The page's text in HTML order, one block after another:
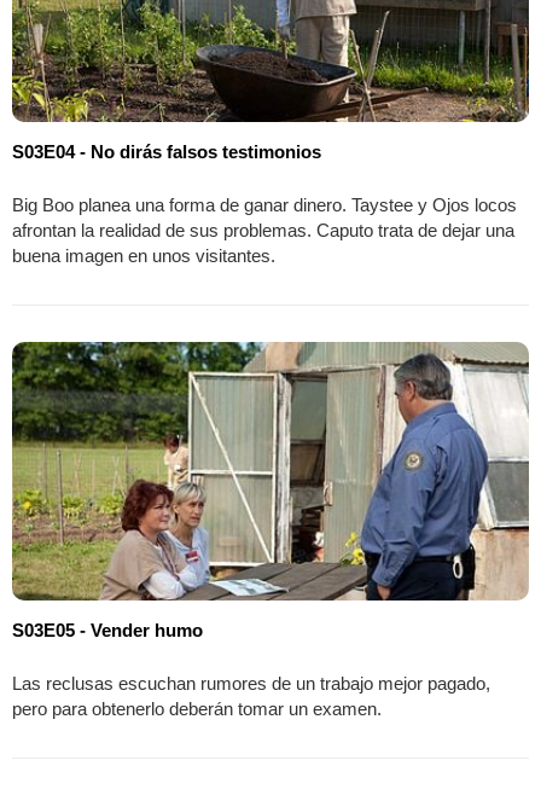
S03E04 - No dirás falsos testimonios
Big Boo planea una forma de ganar dinero. Taystee y Ojos locos
afrontan la realidad de sus problemas. Caputo trata de dejar una
buena imagen en unos visitantes.
S03E05 - Vender humo
Las reclusas escuchan rumores de un trabajo mejor pagado,
pero para obtenerlo deberán tomar un examen.